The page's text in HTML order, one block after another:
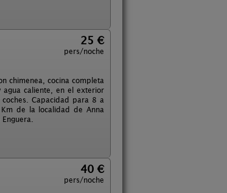
25 €
pers/noche
chimenea, cocina completa
agua caliente, en el exterior
Capacidad para 8 a
de la localidad de Anna
40 €
pers/noche